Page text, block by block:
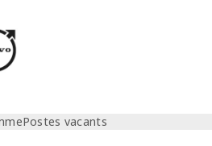
Postes vacants